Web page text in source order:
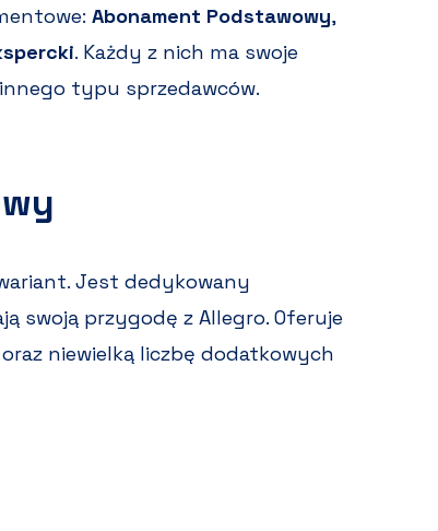
Abonament Podstawowy,
. Każdy z nich ma swoje
typu sprzedawców.
Jest dedykowany
swoją przygodę z Allegro. Oferuje
niewielką liczbę dodatkowych